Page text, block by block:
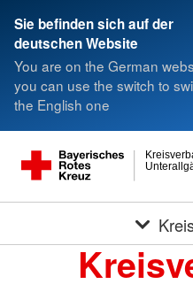
Sie befinden sich auf der
deutschen Website
You are on the German
you can use the switch to
the English one